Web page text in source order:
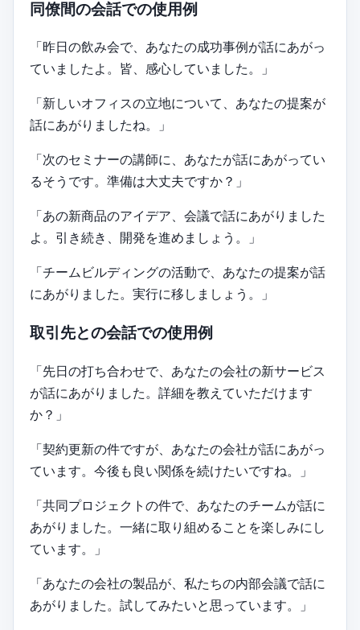
同僚間の会話での使用例
「昨日の飲み会で、あなたの成功事例が話にあがっ
ていましたよ。皆、感心していました。」
「新しいオフィスの立地について、あなたの提案が
話にあがりましたね。」
「次のセミナーの講師に、あなたが話にあがってい
るそうです。準備は大丈夫ですか？」
「あの新商品のアイデア、会議で話にあがりました
よ。引き続き、開発を進めましょう。」
「チームビルディングの活動で、あなたの提案が話
にあがりました。実行に移しましょう。」
取引先との会話での使用例
「先日の打ち合わせで、あなたの会社の新サービス
が話にあがりました。詳細を教えていただけます
か？」
「契約更新の件ですが、あなたの会社が話にあがっ
ています。今後も良い関係を続けたいですね。」
「共同プロジェクトの件で、あなたのチームが話に
あがりました。一緒に取り組めることを楽しみにし
ています。」
「あなたの会社の製品が、私たちの内部会議で話に
あがりました。試してみたいと思っています。」